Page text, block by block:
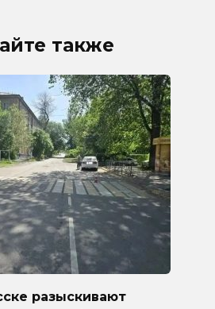
также
разыскивают